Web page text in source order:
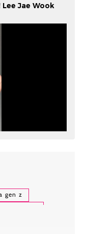
Jae Wook
gen z